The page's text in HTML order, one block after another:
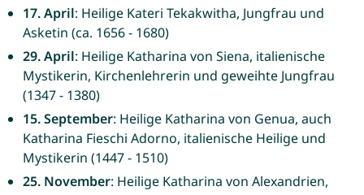
17. April: Heilige Kateri Tekakwitha, Jungfrau und
Asketin (ca. 1656 - 1680)
29. April: Heilige Katharina von Siena, italienische
Mystikerin, Kirchenlehrerin und geweihte Jungfrau
(1347 - 1380)
15. September: Heilige Katharina von Genua, auch
Katharina Fieschi Adorno, italienische Heilige und
Mystikerin (1447 - 1510)
25. November: Heilige Katharina von Alexandrien,